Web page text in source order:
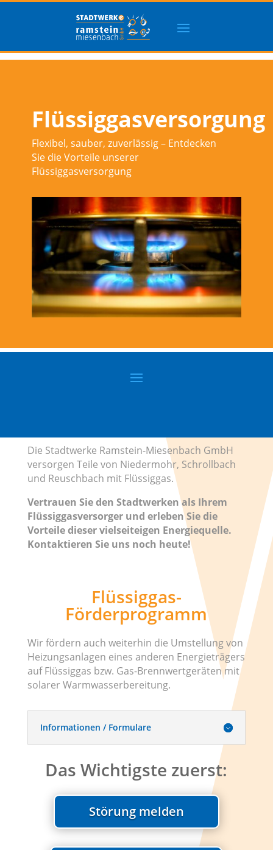
Flüssiggasversorgung
Flexibel, sauber, zuverlässig – Entdecken
Sie die Vorteile unserer
Flüssiggasversorgung
Die Stadtwerke Ramstein-Miesenbach GmbH
versorgen Teile von Niedermohr, Schrollbach
und Reuschbach mit Flüssiggas.
Vertrauen Sie den Stadtwerken als Ihrem
Flüssiggasversorger und erleben Sie die
Vorteile dieser vielseiteigen Energiequelle.
Kontaktieren Sie uns noch heute!
Flüssiggas-
Förderprogramm
Wir fördern auch weiterhin die Umstellung von
Heizungsanlagen eines anderen Energieträgers
auf Flüssiggas bzw. Gas-Brennwertgeräten mit
solarer Warmwasserbereitung.
Informationen / Formulare
Das Wichtigste zuerst:
Störung melden